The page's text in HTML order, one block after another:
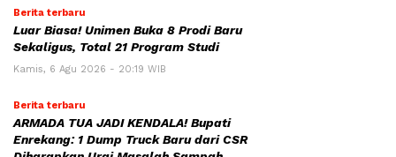
Berita terbaru
Luar Biasa! Unimen Buka 8 Prodi Baru
Sekaligus, Total 21 Program Studi
Kamis, 6 Agu 2026 - 20:19 WIB
Berita terbaru
ARMADA TUA JADI KENDALA! Bupati
Enrekang: 1 Dump Truck Baru dari CSR